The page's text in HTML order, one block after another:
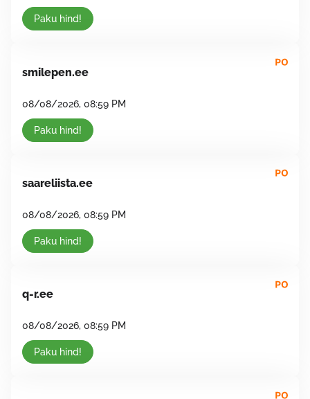
Paku hind!
smilepen.ee
08/08/2026, 08:59 PM
Paku hind!
saareliista.ee
08/08/2026, 08:59 PM
Paku hind!
q-r.ee
08/08/2026, 08:59 PM
Paku hind!